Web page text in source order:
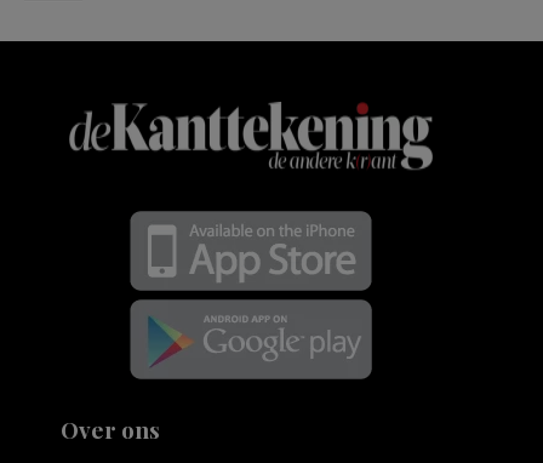
Over ons